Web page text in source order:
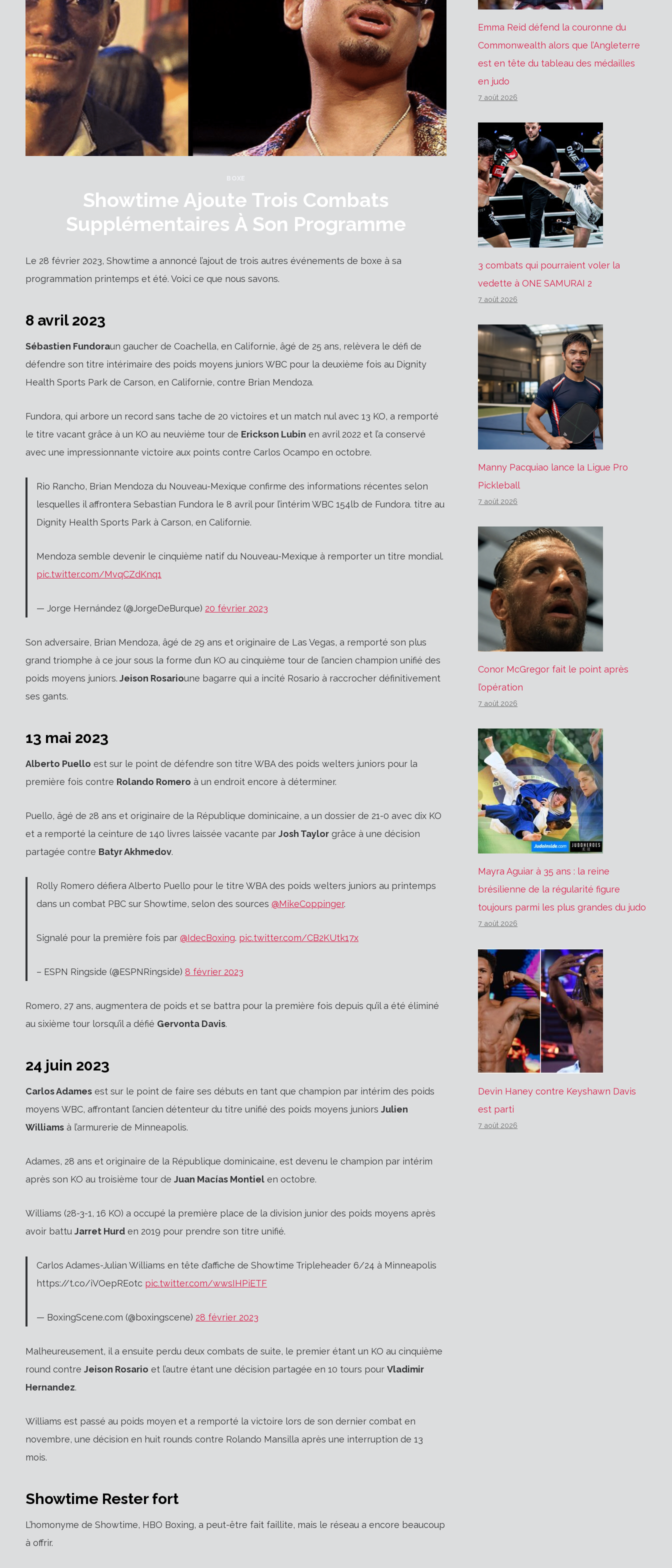
BOXE
Showtime Ajoute Trois Combats
Supplémentaires À Son Programme
Le 28 février 2023, Showtime a annoncé l’ajout de trois autres événements de boxe à sa
programmation printemps et été. Voici ce que nous savons.
8 avril 2023
Sébastien Fundoraun gaucher de Coachella, en Californie, âgé de 25 ans, relèvera le défi de
défendre son titre intérimaire des poids moyens juniors WBC pour la deuxième fois au Dignity
Health Sports Park de Carson, en Californie, contre Brian Mendoza.
Fundora, qui arbore un record sans tache de 20 victoires et un match nul avec 13 KO, a remporté
le titre vacant grâce à un KO au neuvième tour de Erickson Lubin en avril 2022 et l’a conservé
avec une impressionnante victoire aux points contre Carlos Ocampo en octobre.
Rio Rancho, Brian Mendoza du Nouveau-Mexique confirme des informations récentes selon
lesquelles il affrontera Sebastian Fundora le 8 avril pour l’intérim WBC 154lb de Fundora. titre au
Dignity Health Sports Park à Carson, en Californie.
Mendoza semble devenir le cinquième natif du Nouveau-Mexique à remporter un titre mondial.
pic.twitter.com/MvqCZdKnq1
— Jorge Hernández (@JorgeDeBurque) 20 février 2023
Son adversaire, Brian Mendoza, âgé de 29 ans et originaire de Las Vegas, a remporté son plus
grand triomphe à ce jour sous la forme d’un KO au cinquième tour de l’ancien champion unifié des
poids moyens juniors. Jeison Rosarioune bagarre qui a incité Rosario à raccrocher définitivement
ses gants.
13 mai 2023
Alberto Puello est sur le point de défendre son titre WBA des poids welters juniors pour la
première fois contre Rolando Romero à un endroit encore à déterminer.
Puello, âgé de 28 ans et originaire de la République dominicaine, a un dossier de 21-0 avec dix KO
et a remporté la ceinture de 140 livres laissée vacante par Josh Taylor grâce à une décision
partagée contre Batyr Akhmedov.
Rolly Romero défiera Alberto Puello pour le titre WBA des poids welters juniors au printemps
dans un combat PBC sur Showtime, selon des sources @MikeCoppinger.
Signalé pour la première fois par @IdecBoxing. pic.twitter.com/CB2KUtk17x
– ESPN Ringside (@ESPNRingside) 8 février 2023
Romero, 27 ans, augmentera de poids et se battra pour la première fois depuis qu’il a été éliminé
au sixième tour lorsqu’il a défié Gervonta Davis.
24 juin 2023
Carlos Adames est sur le point de faire ses débuts en tant que champion par intérim des poids
moyens WBC, affrontant l’ancien détenteur du titre unifié des poids moyens juniors Julien
Williams à l’armurerie de Minneapolis.
Adames, 28 ans et originaire de la République dominicaine, est devenu le champion par intérim
après son KO au troisième tour de Juan Macías Montiel en octobre.
Williams (28-3-1, 16 KO) a occupé la première place de la division junior des poids moyens après
avoir battu Jarret Hurd en 2019 pour prendre son titre unifié.
Carlos Adames-Julian Williams en tête d’affiche de Showtime Tripleheader 6/24 à Minneapolis
https://t.co/iVOepREotc pic.twitter.com/wwsIHPiETF
— BoxingScene.com (@boxingscene) 28 février 2023
Malheureusement, il a ensuite perdu deux combats de suite, le premier étant un KO au cinquième
round contre Jeison Rosario et l’autre étant une décision partagée en 10 tours pour Vladimir
Hernandez.
Williams est passé au poids moyen et a remporté la victoire lors de son dernier combat en
novembre, une décision en huit rounds contre Rolando Mansilla après une interruption de 13
mois.
Showtime Rester fort
L’homonyme de Showtime, HBO Boxing, a peut-être fait faillite, mais le réseau a encore beaucoup
à offrir.
Emma Reid défend la couronne du
Commonwealth alors que l’Angleterre
est en tête du tableau des médailles
en judo
7 août 2026
3 combats qui pourraient voler la
vedette à ONE SAMURAI 2
7 août 2026
Manny Pacquiao lance la Ligue Pro
Pickleball
7 août 2026
Conor McGregor fait le point après
l’opération
7 août 2026
Mayra Aguiar à 35 ans : la reine
brésilienne de la régularité figure
toujours parmi les plus grandes du judo
7 août 2026
Devin Haney contre Keyshawn Davis
est parti
7 août 2026